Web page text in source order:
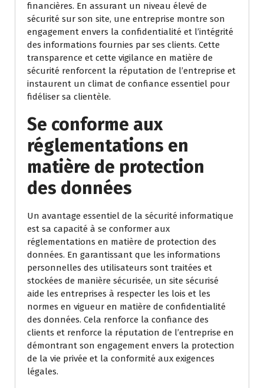
financières. En assurant un niveau élevé de
sécurité sur son site, une entreprise montre son
engagement envers la confidentialité et l’intégrité
des informations fournies par ses clients. Cette
transparence et cette vigilance en matière de
sécurité renforcent la réputation de l’entreprise et
instaurent un climat de confiance essentiel pour
fidéliser sa clientèle.
Se conforme aux
réglementations en
matière de protection
des données
Un avantage essentiel de la sécurité informatique
est sa capacité à se conformer aux
réglementations en matière de protection des
données. En garantissant que les informations
personnelles des utilisateurs sont traitées et
stockées de manière sécurisée, un site sécurisé
aide les entreprises à respecter les lois et les
normes en vigueur en matière de confidentialité
des données. Cela renforce la confiance des
clients et renforce la réputation de l’entreprise en
démontrant son engagement envers la protection
de la vie privée et la conformité aux exigences
légales.